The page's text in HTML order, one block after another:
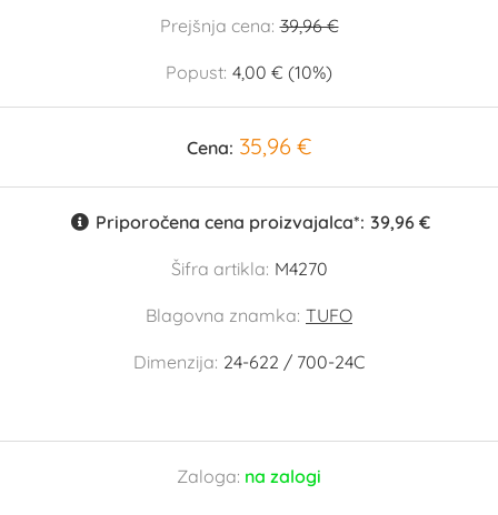
Prejšnja cena: 39,96 €
Popust: 4,00 € (10%)
Cena: 35,96 €
Priporočena cena proizvajalca*: 39,96 €
Šifra artikla: M4270
Blagovna znamka: TUFO
Dimenzija: 24-622 / 700-24C
Zaloga: na zalogi